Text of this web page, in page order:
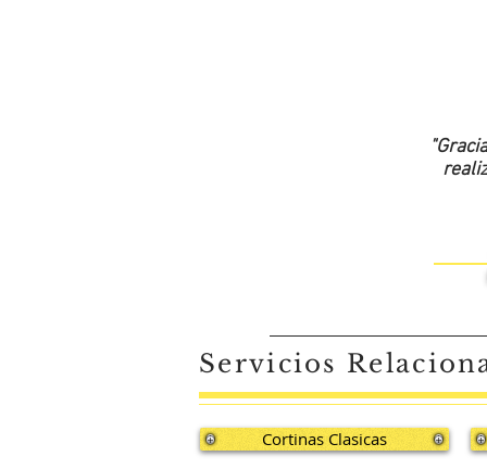
Servicios
Cortinas Clasicas